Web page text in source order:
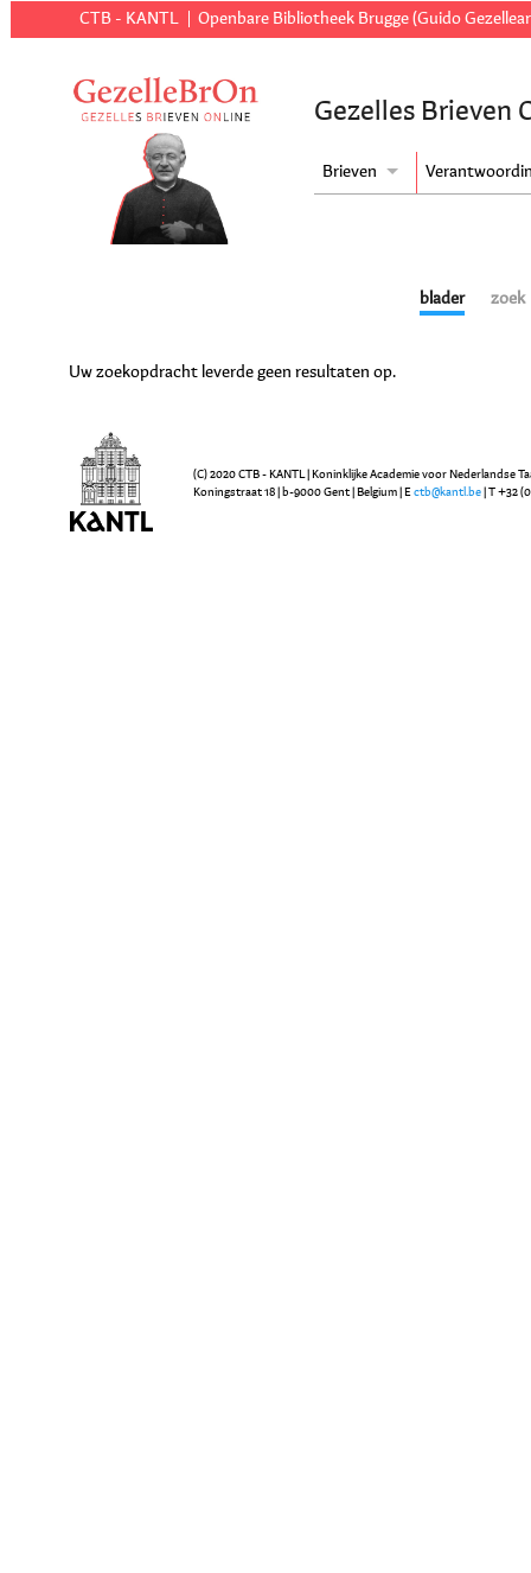
CTB - KANTL Openbare Bibliotheek Brugge (Guido
Gezelles Brieven
Brieven
blader zoek
Uw zoekopdracht leverde geen resultaten op.
(C) 2020 CTB - KANTL | Koninklijke Academie voor Nederlandse
Koningstraat 18 | b-9000 Gent | Belgium | E ctb@kantl.be | T +32